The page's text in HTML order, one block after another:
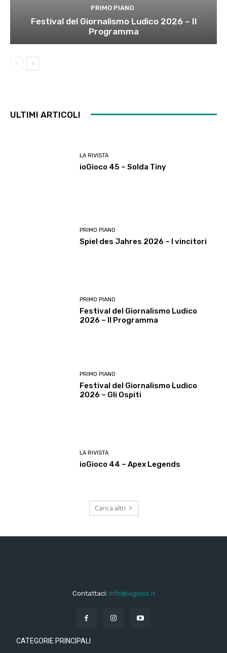
PRIMO PIANO
Festival del Giornalismo Ludico 2026 – Il
Programma
ULTIMI ARTICOLI
LA RIVISTA
ioGioco 45 – Solda Tiny
PRIMO PIANO
Spiel des Jahres 2026 – I vincitori
PRIMO PIANO
Festival del Giornalismo Ludico
2026 – Il Programma
PRIMO PIANO
Festival del Giornalismo Ludico
2026 – Gli Ospiti
LA RIVISTA
ioGioco 44 – Apex Legends
Carica altri
Contattaci: info@iogioco.it
CATEGORIE PRINCIPALI